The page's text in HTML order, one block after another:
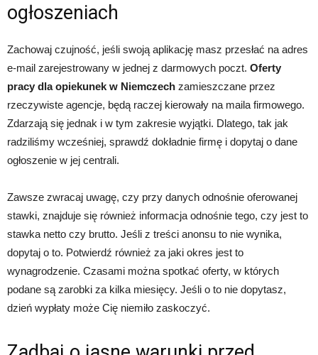
ogłoszeniach
Zachowaj czujność, jeśli swoją aplikację masz przesłać na adres
e-mail zarejestrowany w jednej z darmowych poczt. Oferty
pracy dla opiekunek w Niemczech zamieszczane przez
rzeczywiste agencje, będą raczej kierowały na maila firmowego.
Zdarzają się jednak i w tym zakresie wyjątki. Dlatego, tak jak
radziliśmy wcześniej, sprawdź dokładnie firmę i dopytaj o dane
ogłoszenie w jej centrali.
Zawsze zwracaj uwagę, czy przy danych odnośnie oferowanej
stawki, znajduje się również informacja odnośnie tego, czy jest to
stawka netto czy brutto. Jeśli z treści anonsu to nie wynika,
dopytaj o to. Potwierdź również za jaki okres jest to
wynagrodzenie. Czasami można spotkać oferty, w których
podane są zarobki za kilka miesięcy. Jeśli o to nie dopytasz,
dzień wypłaty może Cię niemiło zaskoczyć.